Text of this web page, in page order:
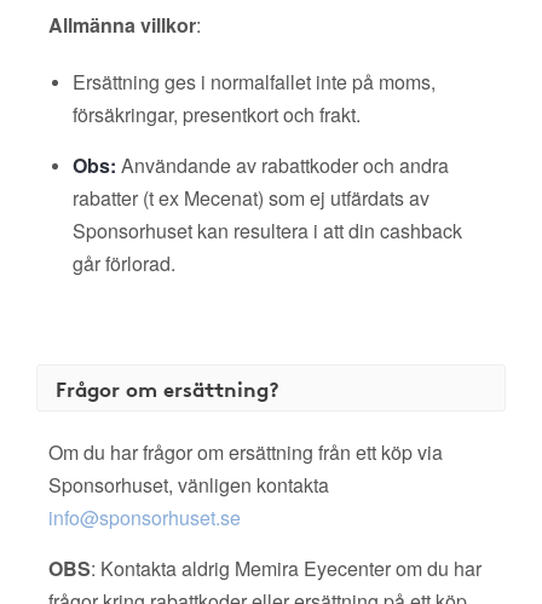
Allmänna villkor:
Ersättning ges i normalfallet inte på moms,
försäkringar, presentkort och frakt.
Obs: Användande av rabattkoder och andra
rabatter (t ex Mecenat) som ej utfärdats av
Sponsorhuset kan resultera i att din cashback
går förlorad.
Frågor om ersättning?
Om du har frågor om ersättning från ett köp via
Sponsorhuset, vänligen kontakta
info@sponsorhuset.se
OBS: Kontakta aldrig Memira Eyecenter om du har